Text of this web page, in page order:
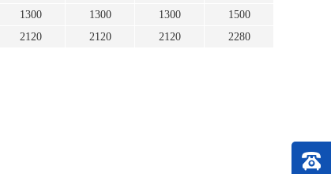
1300 1300 1300
1500
2120 2120 2120 2280